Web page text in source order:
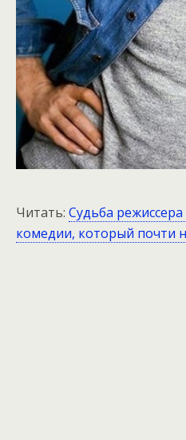
Читать: Судьба
комедии, который почти